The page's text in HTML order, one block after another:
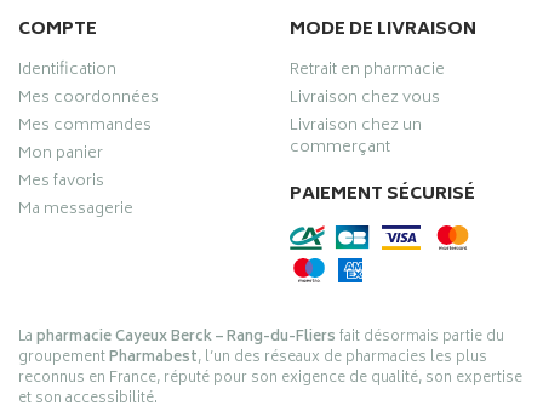
COMPTE
Identification
Mes coordonnées
Mes commandes
Mon panier
Mes favoris
Ma messagerie
MODE DE LIVRAISON
Retrait en pharmacie
Livraison chez vous
Livraison chez un
commerçant
PAIEMENT SÉCURISÉ
Lapharmacie Cayeux Berck – Rang-du-Fliersfait désormais partie du
groupementPharmabest, l’un des réseaux de pharmacies les plus
reconnus en France, réputé pour son exigence de qualité, son expertise
et son accessibilité.